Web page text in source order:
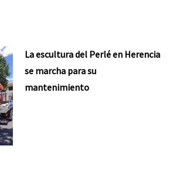
La escultura del Perlé en Herencia
se marcha para su
mantenimiento